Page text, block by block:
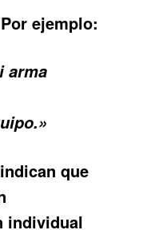
ejemplo:
arma
que
individual